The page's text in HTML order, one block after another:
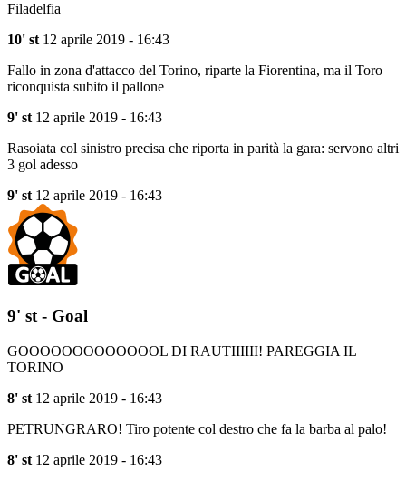
Filadelfia
10' st 12 aprile 2019 - 16:43
Fallo in zona d'attacco del Torino, riparte la Fiorentina, ma il Toro
riconquista subito il pallone
9' st 12 aprile 2019 - 16:43
Rasoiata col sinistro precisa che riporta in parità la gara: servono altri
3 gol adesso
9' st 12 aprile 2019 - 16:43
9' st - Goal
GOOOOOOOOOOOOOL DI RAUTIIIIII! PAREGGIA IL
TORINO
8' st 12 aprile 2019 - 16:43
PETRUNGRARO! Tiro potente col destro che fa la barba al palo!
8' st 12 aprile 2019 - 16:43